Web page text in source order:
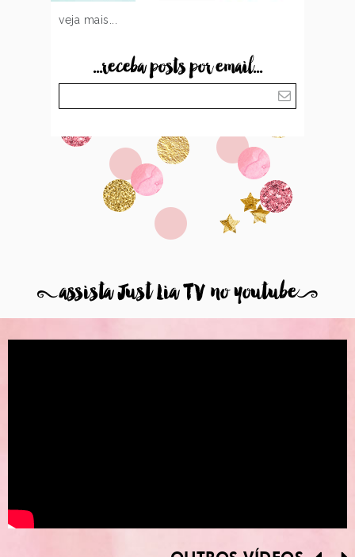
veja mais...
...receba posts por email...
8assista Just Lia TV no youtube9